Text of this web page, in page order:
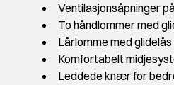
Ventilasjonsåpninger
To håndlommer med
Lårlomme med
Komfortabelt
Leddede knær for